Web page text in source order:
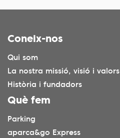
Coneix-nos
Qui som
La nostra missió, visió i valors
Història i fundadors
Què fem
Parking
aparca&go Express